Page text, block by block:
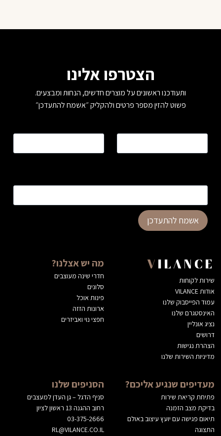
הצטרפו אלינו
ותעודכנו ראשונים על מוצרים חדשים, הנחות ומבצעים.
פשוט להזין מספר פרטים ולהקליק ״אשמח להתעדכן״
אשמח להתעדכן
VILANCE
שירות לקוחות
אודות VILANCE
עמוד הפייסבוק שלנו
האינסטגרם שלנו
נציג אונליין
דרושים
הצהרת נגישות
מדיניות השירות שלנו
מה יש אצלנו?
חדרי שינה מעוצבים
סלונים
פינות אוכל
ארונות הזזה
חפצי נוי ואביזרים
מעדיפים שנגיע אליכם?
פתיחת קריאת שירות
בדיקת מצב הזמנה
תיאום פגישה עם יועץ עיצוב באולם
התצוגה
הסניפים שלנו
סניף הדגל – גן העדן למעצבים
רחוב ההגנה 13 ראשון לציון
03-375-2666
RL@VILANCE.CO.IL